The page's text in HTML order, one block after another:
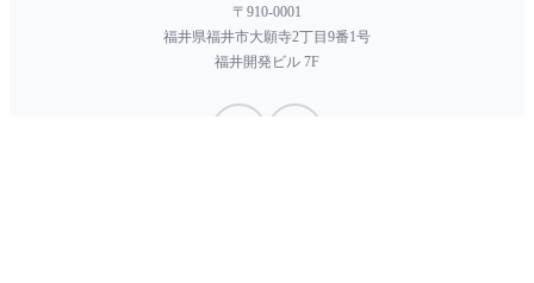
〒910-0001
福井県福井市大願寺2丁目9番1号
福井開発ビル 7F